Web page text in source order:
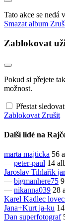
Tato akce se nedá
Smazat album
Zablokovat
Pokud si přejete
možnost.
Přestat
Zablokovat Zrušit
Další lidé na
marta majticka 56
— peter-paul 14
Jaroslav Tihlařík
— bigmanhere75
— nikanna039 28
Karel Kadlec
Jana+Kurt ja-ku
Dan superfotograf